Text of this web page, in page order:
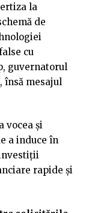
la
de
cu
guvernatorul
însă mesajul
vocea și
a induce în
rapide și